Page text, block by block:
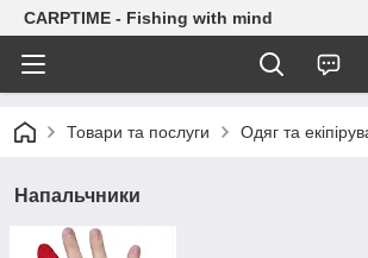
CARPTIME - Fishing with mind
Товари та послуги Одяг та
Напальчники